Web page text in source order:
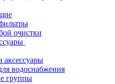
очистки
аксессуары
водоснабжения
группы